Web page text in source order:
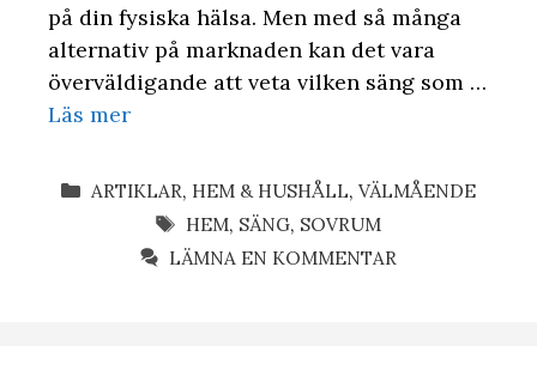
på din fysiska hälsa. Men med så många
alternativ på marknaden kan det vara
överväldigande att veta vilken säng som …
Läs mer
KATEGORIER
ARTIKLAR, HEM & HUSHÅLL, VÄLMÅENDE
ETIKETTER
HEM, SÄNG, SOVRUM
LÄMNA EN KOMMENTAR